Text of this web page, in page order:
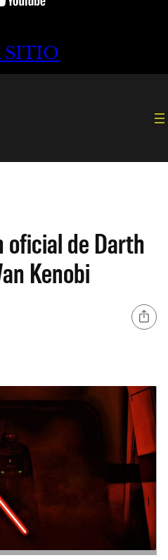
SITIO
oficial de Darth
Kenobi